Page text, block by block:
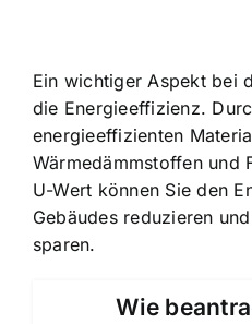
Ein wichtiger Aspekt bei
die Energieeffizienz.
energieeffizienten
Wärmedämmstoffen und
U-Wert können Sie den
Gebäudes reduzieren
sparen.
Wie